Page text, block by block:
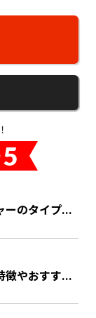
5
ーのタイプ...
徴やおすす...